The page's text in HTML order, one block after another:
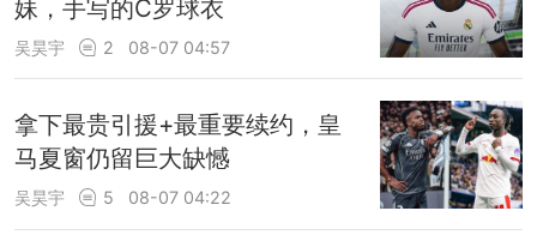
妹，手写的C罗球衣
吴昊宇 2 08-07 04:57
拿下最贵引援+最重要续约，皇
马夏窗仍留巨大缺憾
吴昊宇 5 08-07 04:22